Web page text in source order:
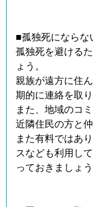
■孤独死にならな
孤独死を避ける
ょう。
親族が遠方に住
期的に連絡を取り
また、地域のコ
近隣住民の方と
また有料ではあ
スなども利用し
っておきましょう